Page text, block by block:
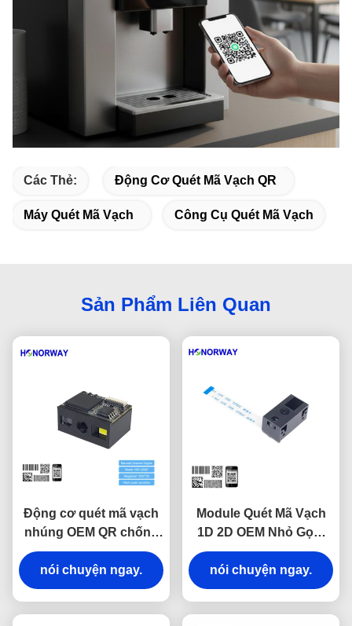
Các Thẻ: Động Cơ Quét Mã Vạch QR
Máy Quét Mã Vạch Công Cụ Quét Mã Vạch
Sản Phẩm Liên Quan
Động cơ quét mã vạch
nhúng OEM QR chống
lóa
nói chuyện ngay.
Module Quét Mã Vạch
1D 2D OEM Nhỏ Gọn,
Đọc Mã QR 0.3MP
nói chuyện ngay.